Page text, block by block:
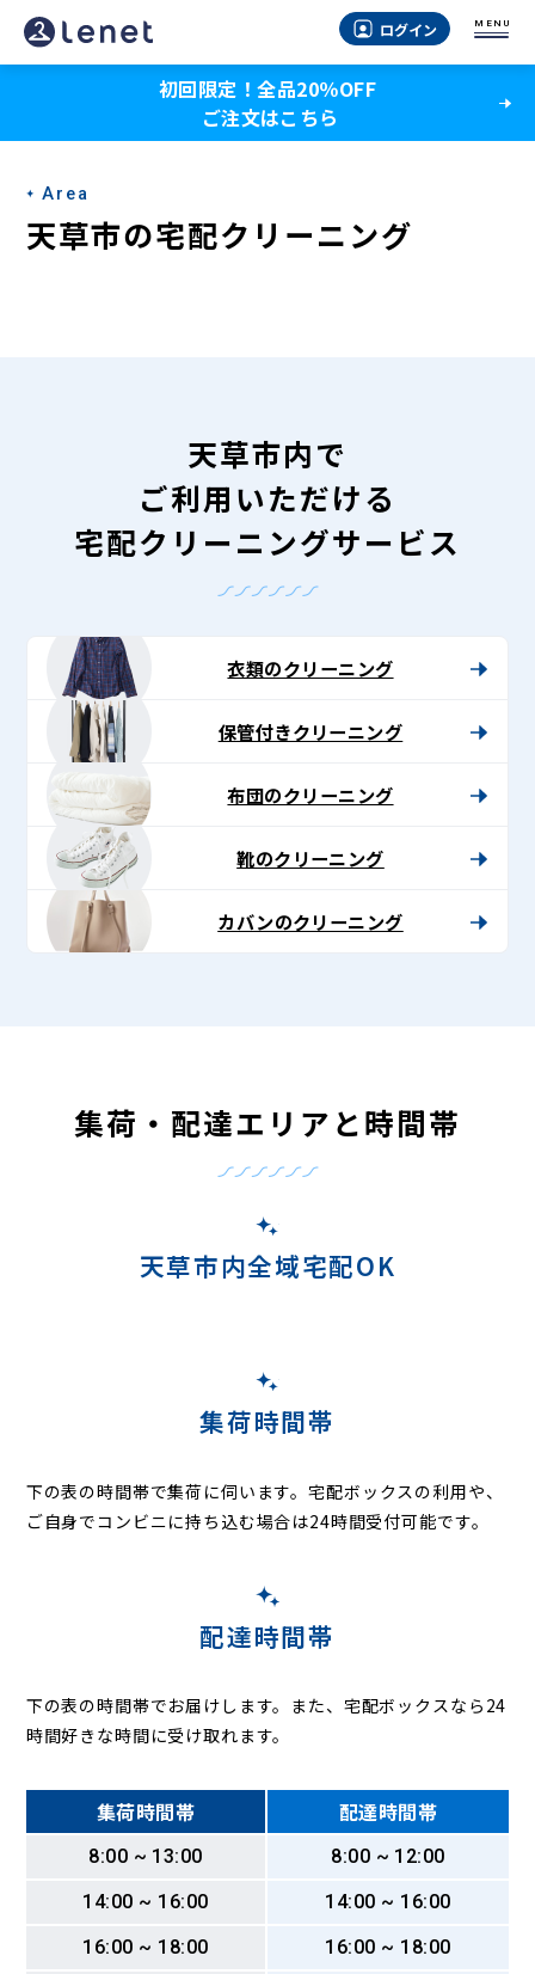
天
草
の
宅
配
ト〉
ログイン MENU
初回限定！全品20％OFF
ご注文はこちら
Area
天草市の宅配クリーニング
天草市内で
ご利用いただける
宅配クリーニングサービス
衣類のクリーニング
保管付きクリーニング
布団のクリーニング
靴のクリーニング
カバンのクリーニング
集荷・配達エリアと時間帯
天草市内全域宅配OK
集荷時間帯
下の表の時間帯で集荷に伺います。宅配ボックスの利用や、
ご自身でコンビニに持ち込む場合は24時間受付可能です。
配達時間帯
下の表の時間帯でお届けします。また、宅配ボックスなら24
時間好きな時間に受け取れます。
集荷時間帯 配達時間帯
8:00 ~ 13:00
8:00 ~ 12:00
14:00 ~ 16:00
14:00 ~ 16:00
16:00 ~ 18:00
16:00 ~ 18:00